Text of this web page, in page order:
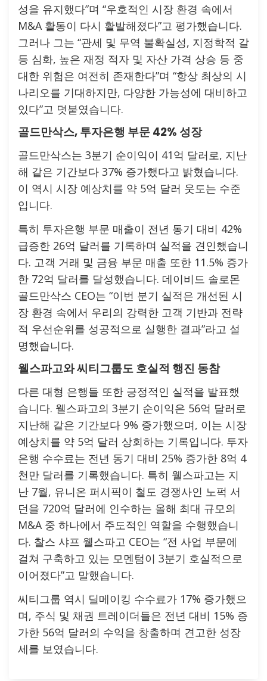
성을 유지했다”며 “우호적인 시장 환경 속에서
M&A 활동이 다시 활발해졌다”고 평가했습니다.
그러나 그는 “관세 및 무역 불확실성, 지정학적 갈
등 심화, 높은 재정 적자 및 자산 가격 상승 등 중
대한 위험은 여전히 존재한다”며 “항상 최상의 시
나리오를 기대하지만, 다양한 가능성에 대비하고
있다”고 덧붙였습니다.
골드만삭스, 투자은행 부문 42% 성장
골드만삭스는 3분기 순이익이 41억 달러로, 지난
해 같은 기간보다 37% 증가했다고 밝혔습니다.
이 역시 시장 예상치를 약 5억 달러 웃도는 수준
입니다.
특히 투자은행 부문 매출이 전년 동기 대비 42%
급증한 26억 달러를 기록하며 실적을 견인했습니
다. 고객 거래 및 금융 부문 매출 또한 11.5% 증가
한 72억 달러를 달성했습니다. 데이비드 솔로몬
골드만삭스 CEO는 “이번 분기 실적은 개선된 시
장 환경 속에서 우리의 강력한 고객 기반과 전략
적 우선순위를 성공적으로 실행한 결과”라고 설
명했습니다.
웰스파고와 씨티그룹도 호실적 행진 동참
다른 대형 은행들 또한 긍정적인 실적을 발표했
습니다. 웰스파고의 3분기 순이익은 56억 달러로
지난해 같은 기간보다 9% 증가했으며, 이는 시장
예상치를 약 5억 달러 상회하는 기록입니다. 투자
은행 수수료는 전년 동기 대비 25% 증가한 8억 4
천만 달러를 기록했습니다. 특히 웰스파고는 지
난 7월, 유니온 퍼시픽이 철도 경쟁사인 노퍽 서
던을 720억 달러에 인수하는 올해 최대 규모의
M&A 중 하나에서 주도적인 역할을 수행했습니
다. 찰스 샤프 웰스파고 CEO는 “전 사업 부문에
걸쳐 구축하고 있는 모멘텀이 3분기 호실적으로
이어졌다”고 말했습니다.
씨티그룹 역시 딜메이킹 수수료가 17% 증가했으
며, 주식 및 채권 트레이더들은 전년 대비 15% 증
가한 56억 달러의 수익을 창출하며 견고한 성장
세를 보였습니다.